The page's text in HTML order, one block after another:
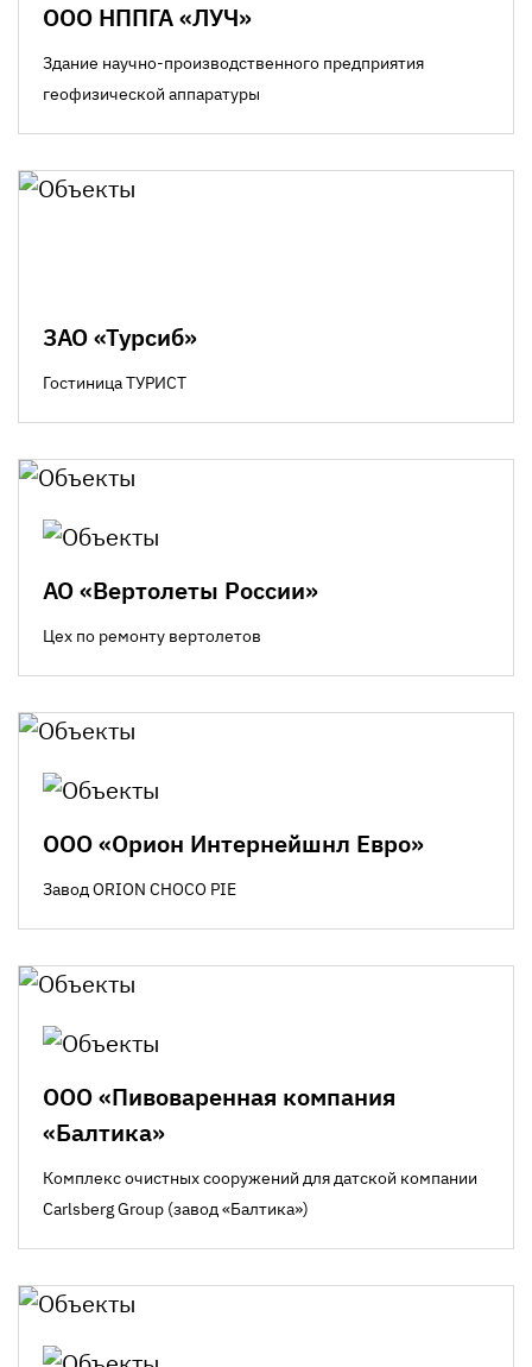
ООО НППГА «ЛУЧ»
Здание научно-производственного предприятия
геофизической аппаратуры
ЗАО «Турсиб»
Гостиница ТУРИСТ
АО «Вертолеты России»
Цех по ремонту вертолетов
ООО «Орион Интернейшнл Евро»
Завод ORION CHOCO PIE
ООО «Пивоваренная компания
«Балтика»
Комплекс очистных сооружений для датской компании
Carlsberg Group (завод «Балтика»)